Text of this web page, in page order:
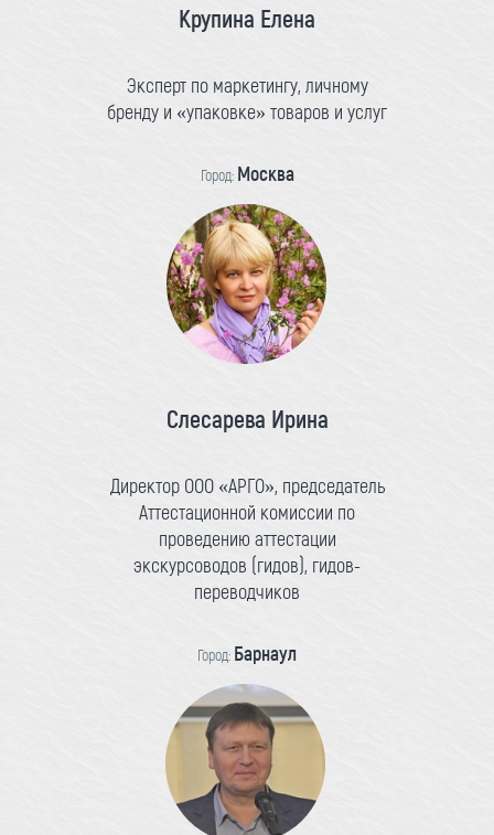
Крупина Елена
Эксперт по маркетингу, личному
бренду и «упаковке» товаров и услуг
Город: Москва
Слесарева Ирина
Директор ООО «АРГО», председатель
Аттестационной комиссии по
проведению аттестации
экскурсоводов (гидов), гидов-
переводчиков
Город: Барнаул